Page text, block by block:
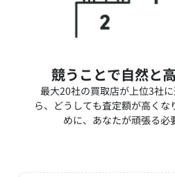
競うことで自然と
最大20社の買取店が上位3社
ら、どうしても査定額が高く
めに、あなたが頑張る必